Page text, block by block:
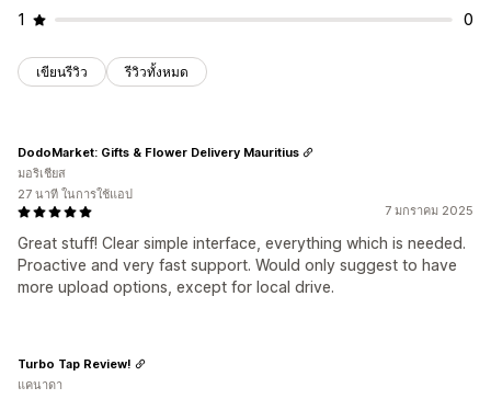
1
0
เขียนรีวิว รีวิวทั้งหมด
7 มกราคม 2025
Great stuff! Clear simple interface, everything which is needed.
Proactive and very fast support. Would only suggest to have
more upload options, except for local drive.
DodoMarket: Gifts & Flower Delivery Mauritius
มอริเชียส
27 นาที ในการใช้แอป
Turbo Tap Review!
แคนาดา